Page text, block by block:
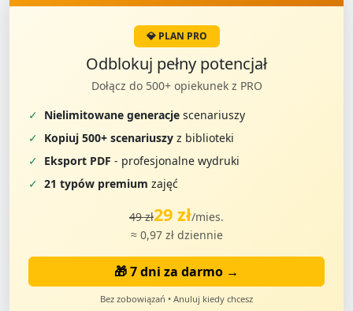
💎 PLAN PRO
Odblokuj pełny potencjał
Dołącz do 500+ opiekunek z PRO
✓ Nielimitowane generacje scenariuszy
✓ Kopiuj 500+ scenariuszy z biblioteki
✓ Eksport PDF - profesjonalne wydruki
✓ 21 typów premium zajęć
49 zł29 zł/mies.
≈ 0,97 zł dziennie
🎁 7 dni za darmo →
Bez zobowiązań • Anuluj kiedy chcesz